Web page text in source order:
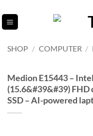
til
indhold
SHOP / COMPUTER /
Medion E15443 –
(15.6&#39&#39) FHD
SSD – AI-powered